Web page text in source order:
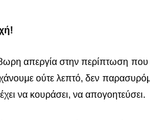
απεργία στην περίπτωση
ούτε λεπτό, δεν
να κουράσει, να απογοητεύσει.